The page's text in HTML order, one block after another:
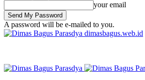
your email
A password will be e-mailed to you.
dimasbagus.web.id